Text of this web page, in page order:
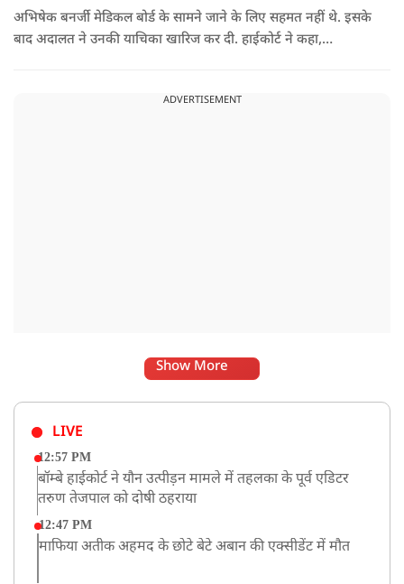
अभिषेक बनर्जी मेडिकल बोर्ड के सामने जाने के लिए सहमत नहीं थे. इसके
बाद अदालत ने उनकी याचिका खारिज कर दी. हाईकोर्ट ने कहा,
​​है कि याचिका दायर करके उठाए गए मुद्दे को और अधिक समय तक लंबित
ADVERTISEMENT
Show More
LIVE
12:57 PM
बॉम्बे हाईकोर्ट ने यौन उत्पीड़न मामले में तहलका के पूर्व एडिटर
तरुण तेजपाल को दोषी ठहराया
12:47 PM
माफिया अतीक अहमद के छोटे बेटे अबान की एक्सीडेंट में मौत